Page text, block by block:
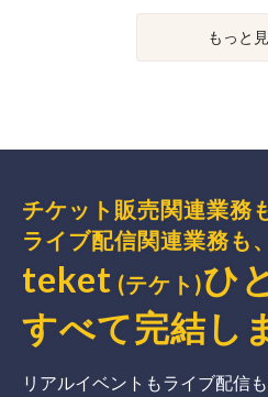
もっと
チケット販売関連業務
ライブ配信関連業務も、
teket (テケト)ひ
すべて完結 し
リアルイベントもライブ配信